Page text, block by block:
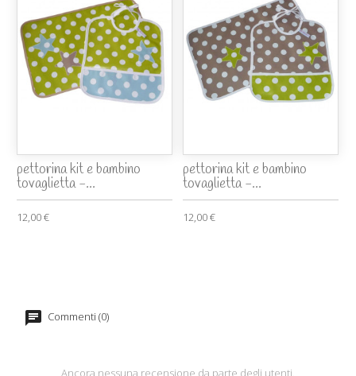
pettorina kit e bambino
tovaglietta -...
12,00 €
pettorina kit e bambino
tovaglietta -...
12,00 €
Commenti (0)
Ancora nessuna recensione da parte degli utenti.